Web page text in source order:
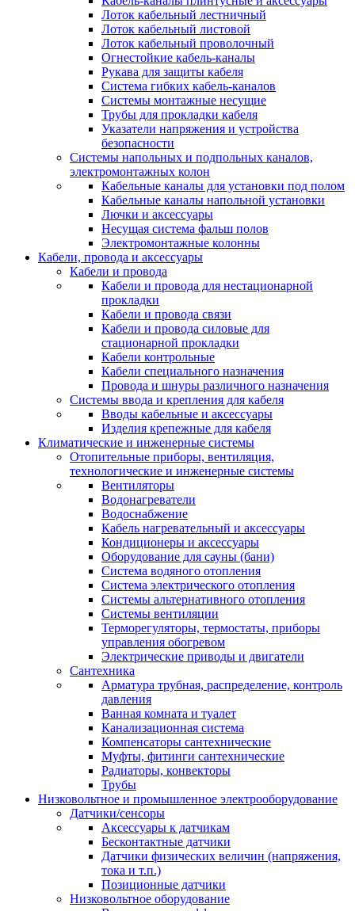
Лоток кабельный лестничный
Лоток кабельный листовой
Лоток кабельный проволочный
Огнестойкие кабель-каналы
Рукава для защиты кабеля
Система гибких кабель-каналов
Системы монтажные несущие
Трубы для прокладки кабеля
Указатели напряжения и устройства
безопасности
Системы напольных и подпольных каналов,
электромонтажных колон
Кабельные каналы для установки под полом
Кабельные каналы напольной установки
Лючки и аксессуары
Несущая система фальш полов
Электромонтажные колонны
Кабели, провода и аксессуары
Кабели и провода
Кабели и провода для нестационарной
прокладки
Кабели и провода связи
Кабели и провода силовые для
стационарной прокладки
Кабели контрольные
Кабели специального назначения
Провода и шнуры различного назначения
Системы ввода и крепления для кабеля
Вводы кабельные и аксессуары
Изделия крепежные для кабеля
Климатические и инженерные системы
Отопительные приборы, вентиляция,
технологические и инженерные системы
Вентиляторы
Водонагреватели
Водоснабжение
Кабель нагревательный и аксессуары
Кондиционеры и аксессуары
Оборудование для сауны (бани)
Система водяного отопления
Система электрического отопления
Системы альтернативного отопления
Системы вентиляции
Терморегуляторы, термостаты, приборы
управления обогревом
Электрические приводы и двигатели
Сантехника
Арматура трубная, распределение, контроль
давления
Ванная комната и туалет
Канализационная система
Компенсаторы сантехнические
Муфты, фитинги сантехнические
Радиаторы, конвекторы
Трубы
Низковольтное и промышленное электрооборудование
Датчики/сенсоры
Аксессуары к датчикам
Бесконтактные датчики
Датчики физических величин (напряжения,
тока и т.п.)
Позиционные датчики
Низковольтное оборудование